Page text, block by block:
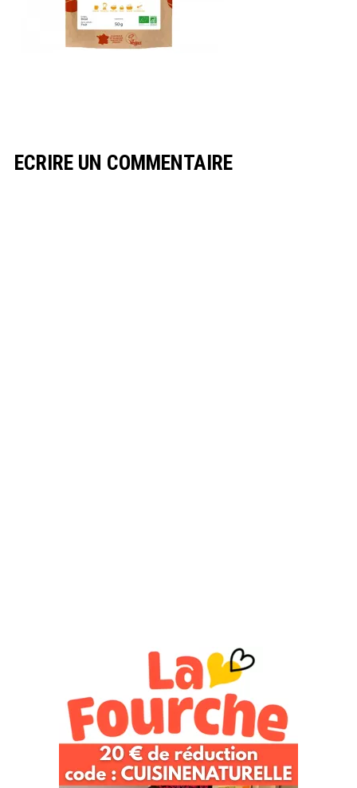
ECRIRE UN COMMENTAIRE